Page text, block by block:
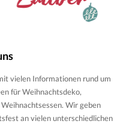
vielen Informationen rund um
für Weihnachtsdeko,
Wir geben
an vielen unterschiedlichen